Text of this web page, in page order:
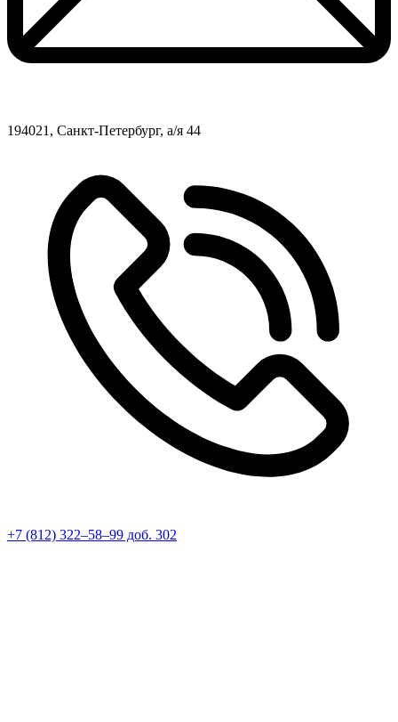
194021, Санкт-Петербург, а/я 44
+7 (812) 322–58–99 доб. 302